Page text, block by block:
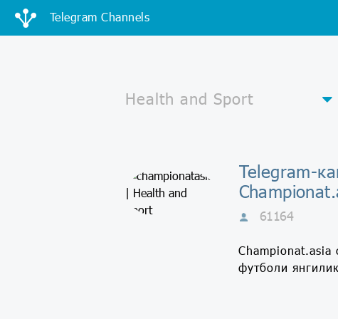
Telegram Channels
Telegram-
61164
Championat.asia
футболи